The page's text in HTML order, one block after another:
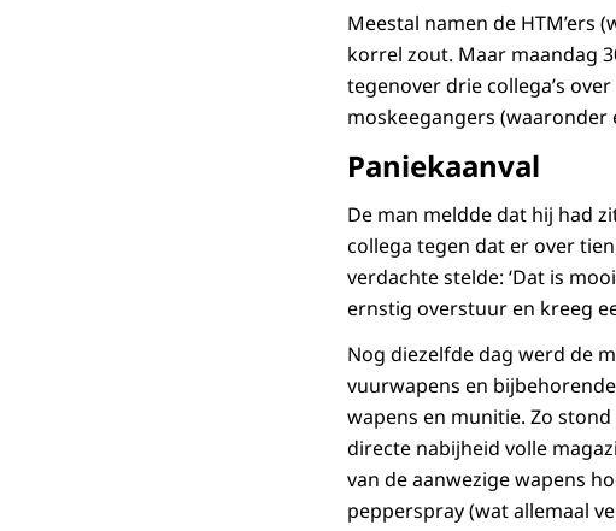
Meestal namen de
korrel zout. Maar maandag
tegenover drie collega’s
moskeegangers (waaronder
Paniekaanval
De man meldde dat hij had
collega tegen dat er over
verdachte stelde: ‘Dat is
ernstig overstuur en kreeg
Nog diezelfde dag werd de
vuurwapens en
wapens en munitie. Zo
directe nabijheid volle
van de aanwezige wapens
pepperspray (wat allemaal